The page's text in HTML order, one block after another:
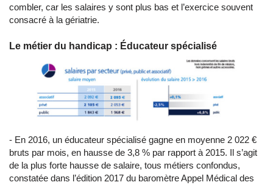
combler, car les salaires y sont plus bas et l’exercice souvent
consacré à la gériatrie.
Le métier du handicap : Éducateur spécialisé
- En 2016, un éducateur spécialisé gagne en moyenne 2 022 €
bruts par mois, en hausse de 3,8 % par rapport à 2015. Il s’agit
de la plus forte hausse de salaire, tous métiers confondus,
constatée dans l’édition 2017 du baromètre Appel Médical des